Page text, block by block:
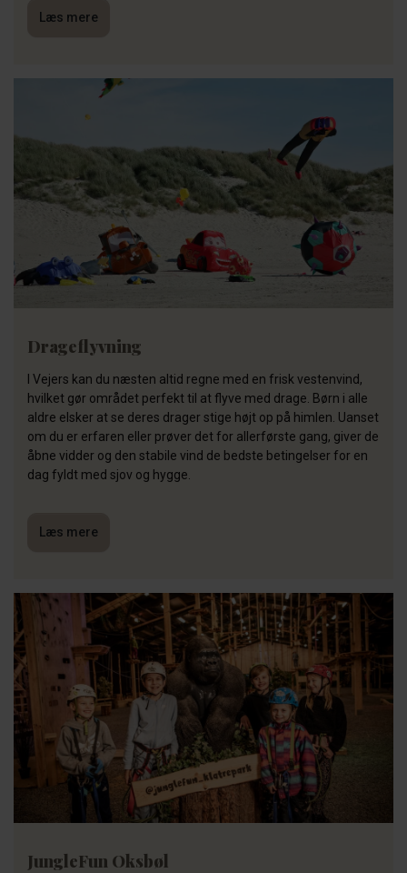
Læs mere
Drageflyvning
I Vejers kan du næsten altid regne med en frisk vestenvind,
hvilket gør området perfekt til at flyve med drage. Børn i alle
aldre elsker at se deres drager stige højt op på himlen. Uanset
om du er erfaren eller prøver det for allerførste gang, giver de
åbne vidder og den stabile vind de bedste betingelser for en
dag fyldt med sjov og hygge.
Læs mere
JungleFun Oksbøl